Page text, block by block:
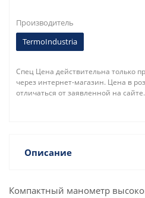
Производитель
TermoIndustria
Спец Цена действительна только
через интернет-магазин. Цена в
отличаться от заявленной на сайте.
Описание
Компактный манометр